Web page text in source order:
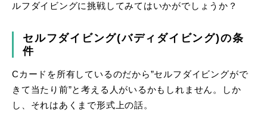
ルフダイビングに挑戦してみてはいかがでしょうか？
セルフダイビング(バディダイビング)の条
件
Cカードを所有しているのだから”セルフダイビングがで
きて当たり前”と考える人がいるかもしれません。しか
し、それはあくまで形式上の話。